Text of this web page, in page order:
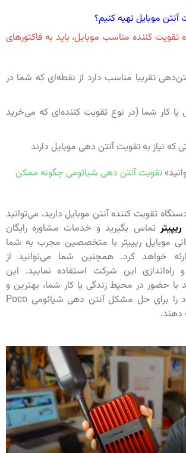
موبایل تهیه کنیم؟
تقویت کننده مناسب موبایل، باید به فاکتورهای
تقریبا مناسب دارد از نقطه‌ای که شما در
کار شما (در نوع تقویت کننده‌ای که می‌خرید
که نیاز به تقویت آنتن دهی موبایل دارند
تقویت آنتن دهی شیائومی چگونه ممکن
تقویت کننده آنتن موبایل دارید، می‌توانید
تماس بگیرید و خدمات مشاوره رایگان
موبایل ریپیتر با متخصصین مجرب به شما
ارئه خواهد کرد. همچنین شما می‌توانید از
این شرکت استفاده نمایید. این
حضور در محیط زندگی یا کار شما، بهترین و
به‌صرفه‌ترین پیشنهاد را برای حل مشکل آنتن دهی شیائومی Poco